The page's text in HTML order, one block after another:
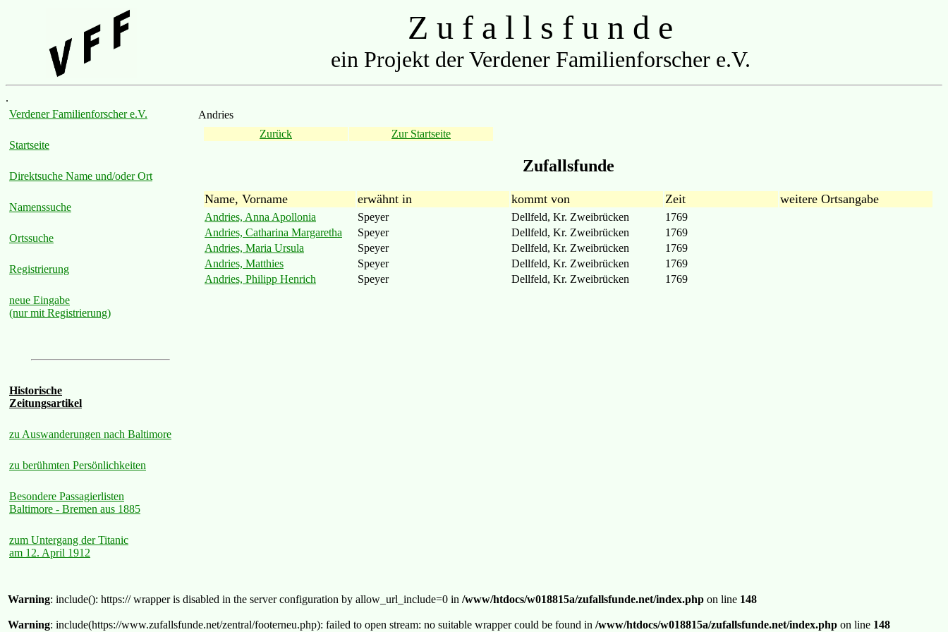
Z u f a l l s f u n d e
ein Projekt der Verdener Familienforscher e.V.
.
Verdener Familienforscher e.V.
Startseite
Direktsuche Name und/oder Ort
Namenssuche
Ortssuche
Registrierung
neue Eingabe
(nur mit Registrierung)
Historische
Zeitungsartikel
zu Auswanderungen nach Baltimore
zu berühmten Persönlichkeiten
Besondere Passagierlisten
Baltimore - Bremen aus 1885
zum Untergang der Titanic
am 12. April 1912
Andries
Zurück
Zur Startseite
Zufallsfunde
Name, Vorname erwähnt in kommt von Zeit weitere Ortsangabe
Andries, Anna Apollonia Speyer Dellfeld, Kr. Zweibrücken
1769
Andries, Catharina Margaretha
Speyer Dellfeld, Kr. Zweibrücken
1769
Andries, Maria Ursula
Speyer Dellfeld, Kr. Zweibrücken
1769
Andries, Matthies
Speyer Dellfeld, Kr. Zweibrücken
1769
Andries, Philipp Henrich
Speyer Dellfeld, Kr. Zweibrücken 1769
Warning: include(): https:// wrapper is disabled in the server configuration by allow_url_include=0 in /www/htdocs/w018815a/zufallsfunde.net/index.php on line 148
Warning: include(https://www.zufallsfunde.net/zentral/footerneu.php): failed to open stream: no suitable wrapper could be found in /www/htdocs/w018815a/zufallsfunde.net/index.php on line 148